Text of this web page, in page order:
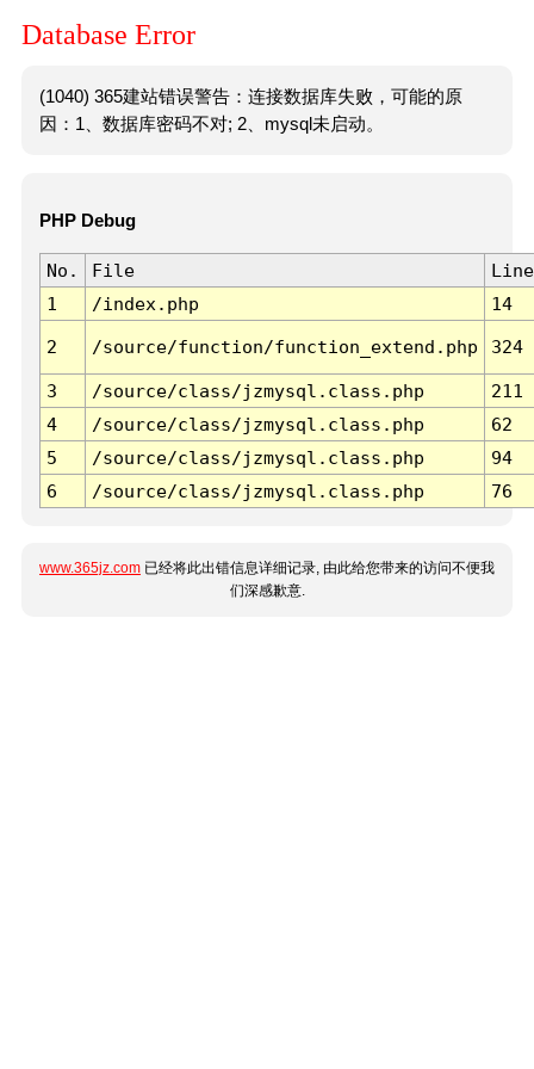
Database Error
(1040) 365建站错误警告：连接数据库失败，可能的原
因：1、数据库密码不对; 2、mysql未启动。
PHP Debug
No. File
Line
1
/index.php 14
2 /source/function/function_extend.php 324
3 /source/class/jzmysql.class.php
211
4
/source/class/jzmysql.class.php
62
5
/source/class/jzmysql.class.php
94
6
/source/class/jzmysql.class.php 76
www.365jz.com 已经将此出错信息详细记录, 由此给您带来的访问不便我
们深感歉意.